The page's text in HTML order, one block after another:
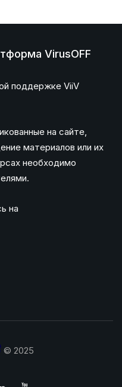
VirusOFF
поддержке ViiV
на сайте,
материалов или их
необходимо
на
© 2025